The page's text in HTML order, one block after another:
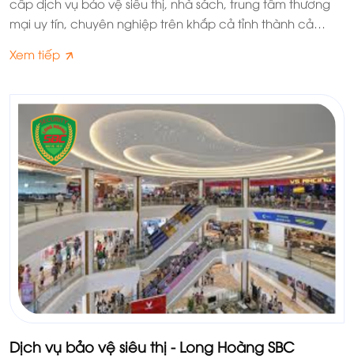
cấp dịch vụ bảo vệ siêu thị, nhà sách, trung tâm thương
mại uy tín, chuyên nghiệp trên khắp cả tỉnh thành cả
Xem tiếp
Dịch vụ bảo vệ siêu thị - Long Hoàng SBC